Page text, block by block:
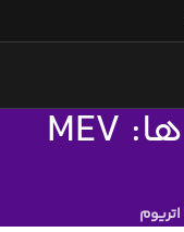
بایگانی برچسب ها: MEV